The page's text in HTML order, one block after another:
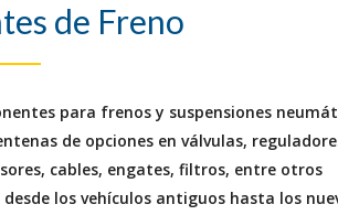
de Freno
para frenos y suspensiones
de opciones en válvulas,
cables, engates, filtros, entre otros
los vehículos antiguos hasta los